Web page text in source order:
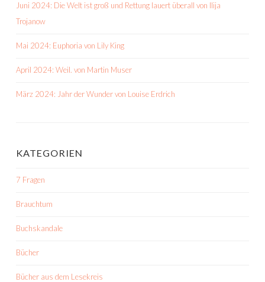
Juni 2024: Die Welt ist groß und Rettung lauert überall von Ilija
Trojanow
Mai 2024: Euphoria von Lily King
April 2024: Weil. von Martin Muser
März 2024: Jahr der Wunder von Louise Erdrich
KATEGORIEN
7 Fragen
Brauchtum
Buchskandale
Bücher
Bücher aus dem Lesekreis